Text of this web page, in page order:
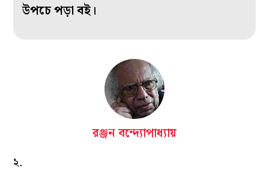
উপচে পড়া বই।
রঞ্জন বন্দ্যোপাধ্যায়
২.